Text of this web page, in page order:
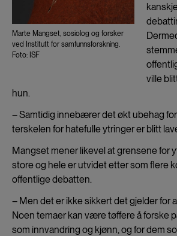
Marte Mangset, sosiolog og forsker
ved Institutt for samfunnsforskning.
Foto: ISF
ville
hun.
– Samtidig innebærer det økt ubehag
terskelen for hatefulle ytringer er blitt
Mangset mener likevel at grensene for
store og hele er utvidet etter som flere
offentlige debatten.
– Men det er ikke sikkert det gjelder for
Noen temaer kan være tøffere å forske
som innvandring og kjønn, og for dem